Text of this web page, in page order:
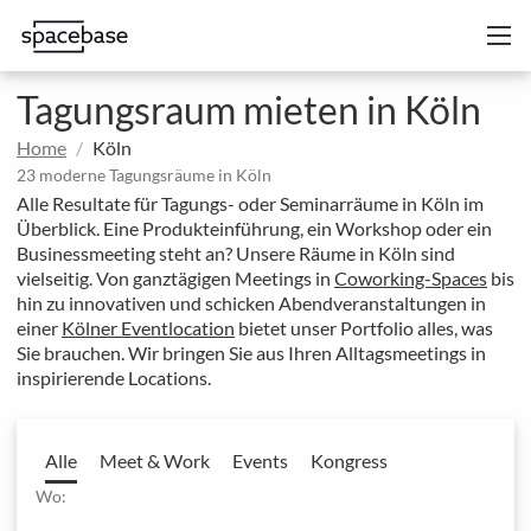
Tagungsraum mieten in Köln
Home Köln
23 moderne Tagungsräume in Köln
Alle Resultate für Tagungs- oder Seminarräume in Köln im
Überblick. Eine Produkteinführung, ein Workshop oder ein
Businessmeeting steht an? Unsere Räume in Köln sind
vielseitig. Von ganztägigen Meetings in Coworking-Spaces bis
hin zu innovativen und schicken Abendveranstaltungen in
einer Kölner Eventlocation bietet unser Portfolio alles, was
Sie brauchen. Wir bringen Sie aus Ihren Alltagsmeetings in
inspirierende Locations.
Alle Meet & Work Events Kongress
Wo: